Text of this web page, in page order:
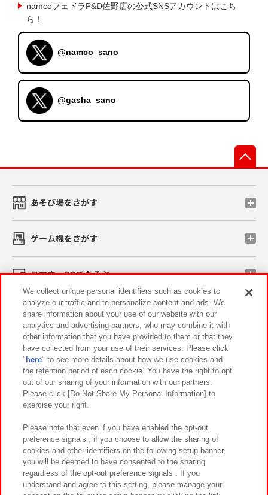
namcoフェドラP&D佐野店の公式SNSアカウントはこち
ら！
@namco_sano
@gasha_sano
あそび場をさがす
ゲーム機をさがす
スマホ・PCであそぶ
イベント・キャンペーン
関連会社 サステナビリティ サイトポリシー
プライバシーポリシー ウェブアクセシビリティ方針と検証結果
お取引先さまとともに
カスタマーハラスメント対応方針 よくあるご質問・お問い合わせ
We collect unique personal identifiers such as cookies to
analyze our traffic and to personalize content and ads. We
share information about your use of our website with our
analytics and advertising partners, who may combine it with
other information that you have provided to them or that they
have collected from your use of their services. Please click
" here" to see more details about how we use cookies and
the retention period of each cookie. You have the right to opt
out of our sharing of your information with our partners.
Please click [Do Not Share My Personal Information] to
exercise your right.
Please note that even if you have enabled the opt-out
preference signals , if you choose to allow the sharing of
cookies and other identifiers on the following setup banner,
you will be deemed to have consented to the sharing
regardless of the opt-out preference signals . If you
understand and agree to this setting, please manage your